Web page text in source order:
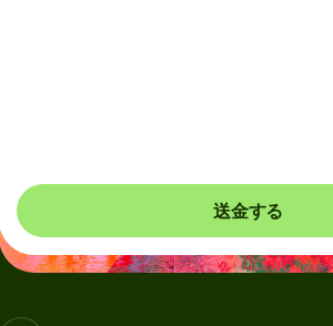
送金する